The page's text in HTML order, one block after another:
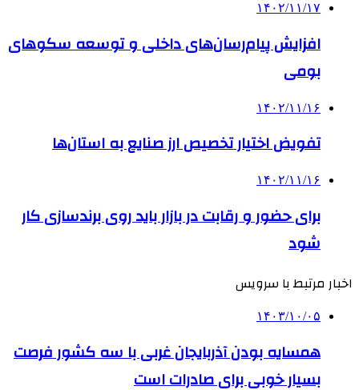
۱۴۰۲/۱۱/۱۷
افزایش پیام‌رسان‌های داخلی و توسعه سکوهای
بومی
۱۴۰۲/۱۱/۱۶
تفویض اختیار تخصیص ارز صنایع به استان‌ها
۱۴۰۲/۱۱/۱۶
برای حضور و رقابت در بازار باید روی برندسازی کار
شود
اخبار مرتبط با سرویس
۱۴۰۳/۱۰/۰۵
همسایه بودن آذربایجان غربی با سه کشور فرصت
بسیار خوبی برای صادرات است